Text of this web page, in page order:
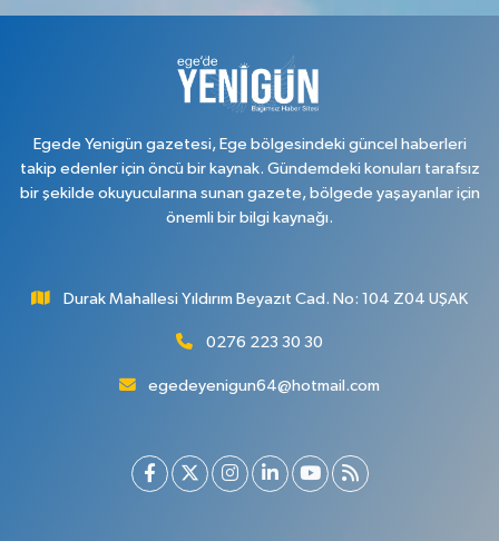
Egede Yenigün gazetesi, Ege bölgesindeki güncel haberleri
takip edenler için öncü bir kaynak. Gündemdeki konuları tarafsız
bir şekilde okuyucularına sunan gazete, bölgede yaşayanlar için
önemli bir bilgi kaynağı.
Durak Mahallesi Yıldırım Beyazıt Cad. No: 104 Z04 UŞAK
0276 223 30 30
egedeyenigun64@hotmail.com